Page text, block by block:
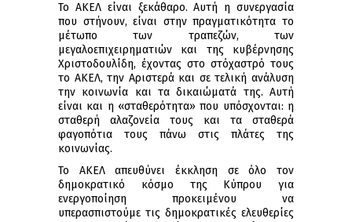
Το ΑΚΕΛ είναι ξεκάθαρο. Αυτή η συνεργασία
που στήνουν, είναι στην πραγματικότητα το
μέτωπο των τραπεζών, των
μεγαλοεπιχειρηματιών και της κυβέρνησης
Χριστοδουλίδη, έχοντας στο στόχαστρό τους
το ΑΚΕΛ, την Αριστερά και σε τελική ανάλυση
την κοινωνία και τα δικαιώματά της. Αυτή
είναι και η «σταθερότητα» που υπόσχονται: η
σταθερή αλαζονεία τους και τα σταθερά
φαγοπότια τους πάνω στις πλάτες της
κοινωνίας.
Το ΑΚΕΛ απευθύνει έκκληση σε όλο τον
δημοκρατικό κόσμο της Κύπρου για
ενεργοποίηση προκειμένου να
υπερασπιστούμε τις δημοκρατικές ελευθερίες